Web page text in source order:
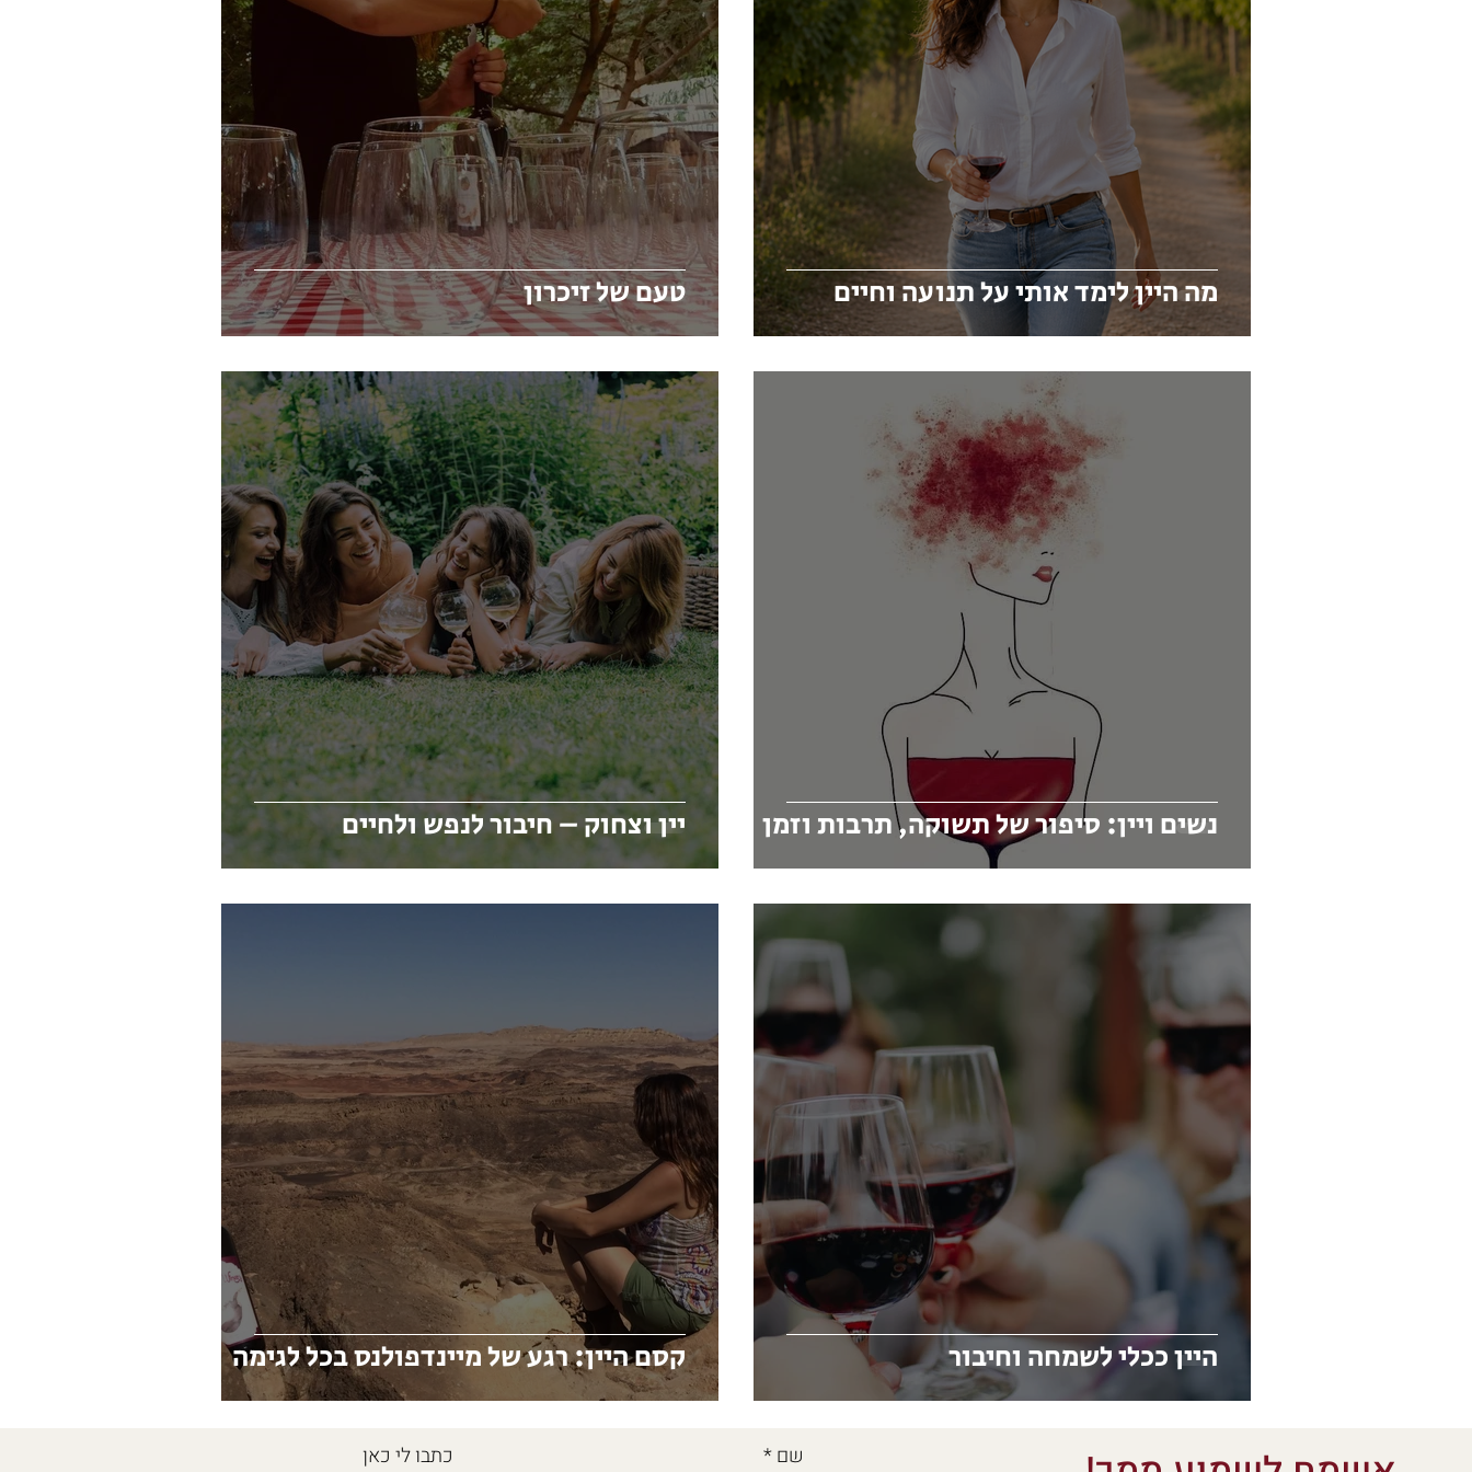
מה היין לימד אותי על תנועה וחיים טעם של זיכרון
נשים ויין: סיפור של תשוקה, תרבות וזמן יין וצחוק – חיבור לנפש ולחיים
היין ככלי לשמחה וחיבור קסם היין: רגע של מיינדפולנס בכל לגימה
כתבו לי כאן שם